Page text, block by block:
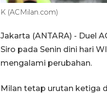
K (ACMilan.com)
Jakarta (ANTARA) - Duel
Siro pada Senin dini hari
mengalami perubahan.
Milan tetap urutan ketiga